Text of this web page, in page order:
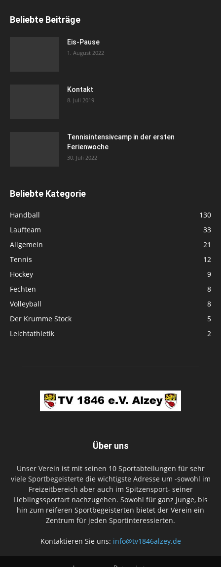
Beliebte Beiträge
Eis-Pause
1. August 2022
Kontakt
8. Juli 2019
Tennisintensivcamp in der ersten
Ferienwoche
30. Juli 2022
Beliebte Kategorie
Handball
130
Laufteam
33
Allgemein
21
Tennis
12
Hockey
9
Fechten
8
Volleyball
8
Der Krumme Stock
5
Leichtathletik
2
Über uns
Unser Verein ist mit seinen 10 Sportabteilungen für sehr
viele Sportbegeisterte die wichtigste Adresse um -sowohl im
Freizeitbereich aber auch im Spitzensport- seiner
Lieblingssportart nachzugehen. Sowohl für ganz junge, bis
hin zum reiferen Sportbegeisterten bietet der Verein ein
Zentrum für jeden Sportinteressierten.
Kontaktieren Sie uns: info@tv1846alzey.de